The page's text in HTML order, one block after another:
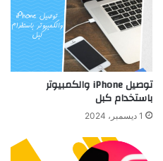
توصيل iPhone والكمبيوتر
باستخدام كبل
1 ديسمبر، 2024